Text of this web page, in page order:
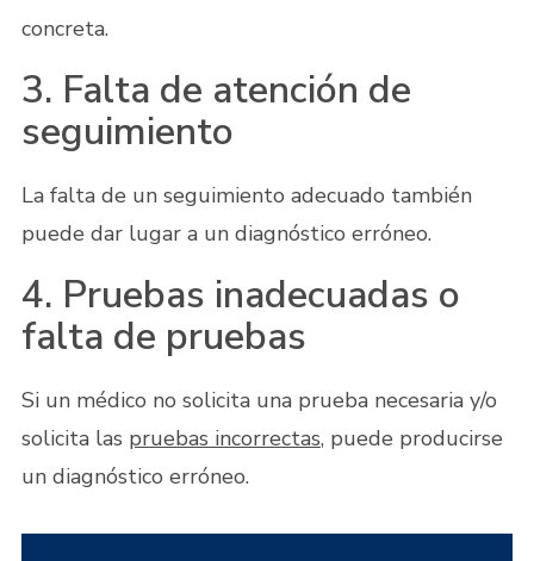
concreta.
3. Falta de atención de
seguimiento
La falta de un seguimiento adecuado también
puede dar lugar a un diagnóstico erróneo.
4. Pruebas inadecuadas o
falta de pruebas
Si un médico no solicita una prueba necesaria y/o
solicita las pruebas incorrectas, puede producirse
un diagnóstico erróneo.